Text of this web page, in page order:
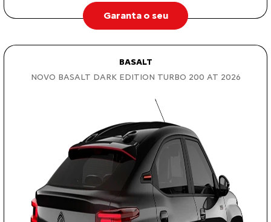
Garanta o seu
BASALT
NOVO BASALT DARK EDITION TURBO 200 AT 2026